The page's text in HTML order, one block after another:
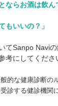
ならお酒は飲ん
もいいの？」
てSanpo Navi
考にしてくださ
的な健康診断の
診する健診機関